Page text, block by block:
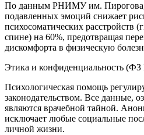
По данным РНИМУ им. Пирогова,
подавленных эмоций снижает
психосоматических расстройств
спине) на 60%, предотвращая
дискомфорта в физическую
Этика и конфиденциальность
Психологическая помощь
законодательством. Все данные,
являются врачебной тайной.
исключает любые социальные
личной жизни.